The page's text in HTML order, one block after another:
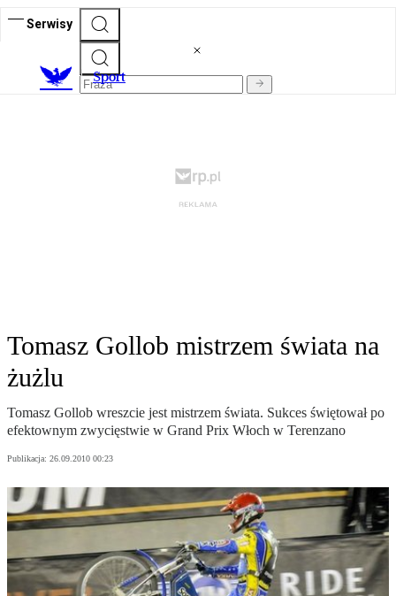
Serwisy
Sport
Tomasz Gollob mistrzem świata na
żużlu
Tomasz Gollob wreszcie jest mistrzem świata. Sukces świętował po
efektownym zwycięstwie w Grand Prix Włoch w Terenzano
Publikacja: 26.09.2010 00:23